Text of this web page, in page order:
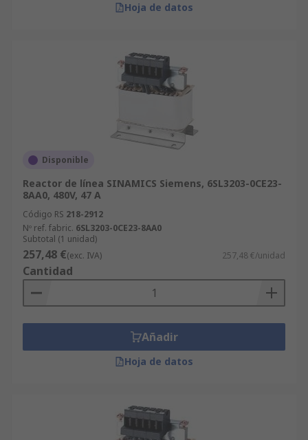
Hoja de datos
Disponible
Reactor de línea SINAMICS Siemens, 6SL3203-0CE23-
8AA0, 480V, 47 A
Código RS 218-2912
Nº ref. fabric. 6SL3203-0CE23-8AA0
Subtotal (1 unidad)
257,48 €(exc. IVA) 257,48 €/unidad
Cantidad
Añadir
Hoja de datos